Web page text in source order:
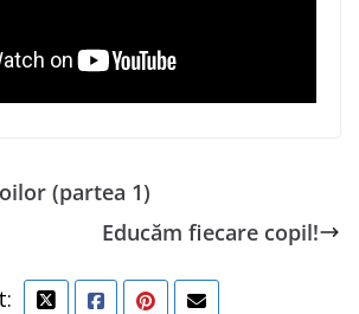
(partea 1)
Educăm fiecare copil!